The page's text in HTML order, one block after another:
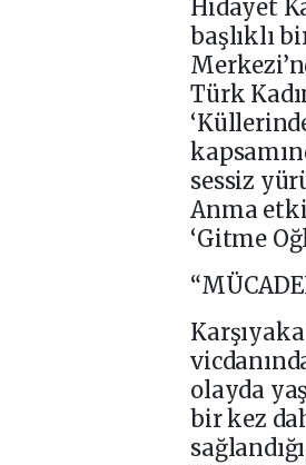
Hidayet
başlıklı
Türk
sessiz
Anma
‘Gitme
olayda
bir kez